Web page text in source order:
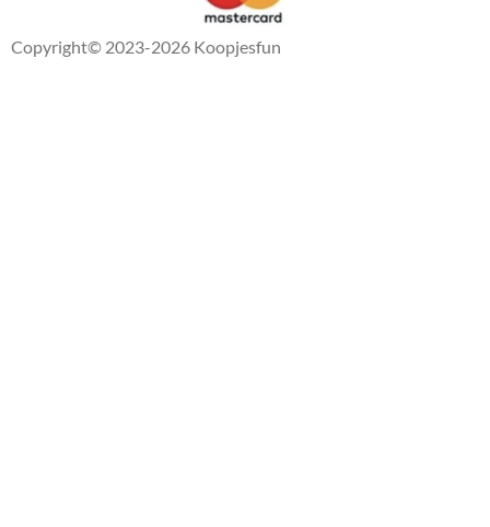
Copyright© 2023-2026 Koopjesfun